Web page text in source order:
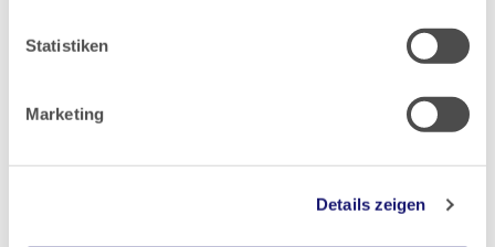
Statistiken
Marketing
Details zeigen
Artikel geschrieben von:
Redaktion HÄBL